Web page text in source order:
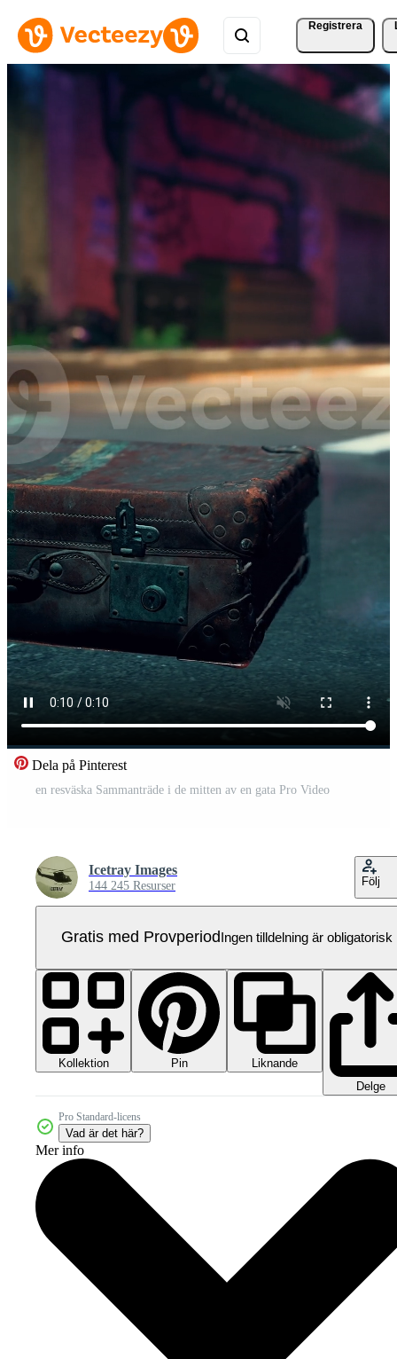
Registrera
Dela på Pinterest
en resväska Sammanträde i de mitten av en gata Pro Video
Icetray Images
144 245 Resurser Följ
Gratis med ProvperiodIngen tilldelning är obligatorisk
Kollektion Pin
Liknande
Delge
Pro Standard-licens
Vad är det här?
Mer info